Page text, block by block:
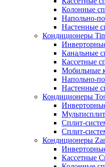
Колонные
Напольно-
Настенные
Кондиционеры
Канальные
Кассетные
Мобильные
Напольно-
Настенные
Кондиционеры
Сплит-
Сплит-
Кондиционеры
Кассетные